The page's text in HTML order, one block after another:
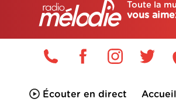
Toute la
vous
Écouter en direct Accueil